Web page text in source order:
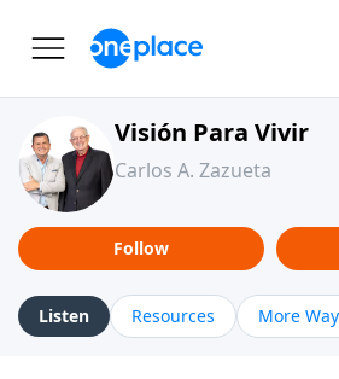
Visión Para Vivir
Carlos A. Zazueta
Follow
Listen Resources More